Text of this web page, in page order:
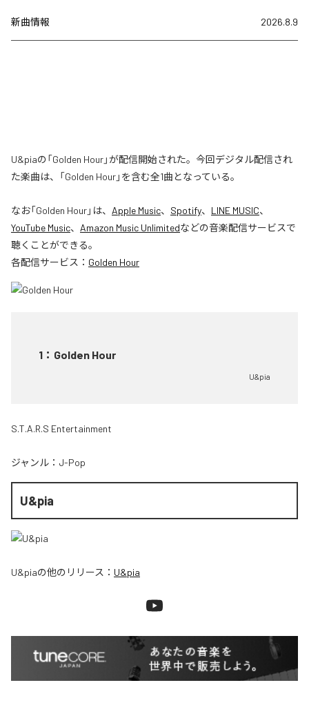
新曲情報 2026.8.9
U&piaの「Golden Hour」が配信開始された。今回デジタル配信され
た楽曲は、「Golden Hour」を含む全1曲となっている。
なお「Golden Hour」は、 Apple Music、 Spotify、 LINE MUSIC、
YouTube Music、 Amazon Music Unlimitedなどの音楽配信サービスで
聴くことができる。
各配信サービス： Golden Hour
1 ： Golden Hour
U&pia
S.T.A.R.S Entertainment
ジャンル： J-Pop
U&pia
U&piaの他のリリース： U&pia